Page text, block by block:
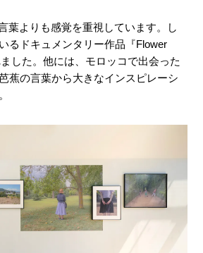
葉よりも感覚を重視しています。し
るドキュメンタリー作品『Flower
した。他には、モロッコで出会った
蕉の言葉から大きなインスピレーシ